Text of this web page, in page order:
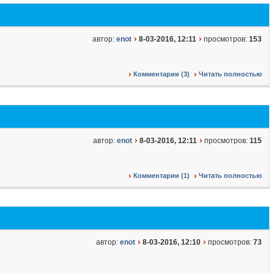
автор: enot 8-03-2016, 12:11 просмотров: 153
Комментарии (3) Читать полностью
автор: enot 8-03-2016, 12:11 просмотров: 115
Комментарии (1) Читать полностью
автор: enot 8-03-2016, 12:10 просмотров: 73